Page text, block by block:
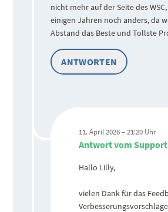
nicht mehr auf der Seite des
einigen Jahren noch anders, da
Abstand das Beste und Tollste
ANTWORTEN
11. April 2026 – 21:20 Uhr
Antwort vom Support
Hallo Lilly,
vielen Dank für das